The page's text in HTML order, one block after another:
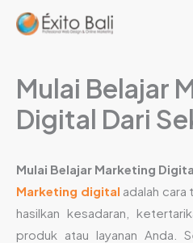
Lewati
Mulai Belajar
Digital Dari
Mulai Belajar Marketing
Marketing digital adalah
hasilkan kesadaran,
produk atau layanan Anda.